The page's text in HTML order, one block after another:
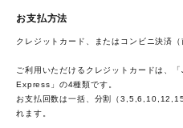
お支払方法
クレジットカード、またはコンビニ決済
ご利用いただけるクレジットカードは、
Express」の4種類です。
お支払回数は一括、分割（
れます。